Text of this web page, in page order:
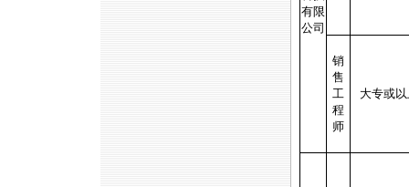
有限
公司
销
售
工
程
师
大专或